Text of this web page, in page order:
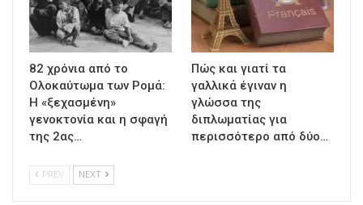
82 χρόνια από το
Ολοκαύτωμα των Ρομά:
Η «ξεχασμένη»
γενοκτονία και η σφαγή
της 2ας…
Πώς και γιατί τα
γαλλικά έγιναν η
γλώσσα της
διπλωματίας για
περισσότερο από δύο…
PREV NEXT